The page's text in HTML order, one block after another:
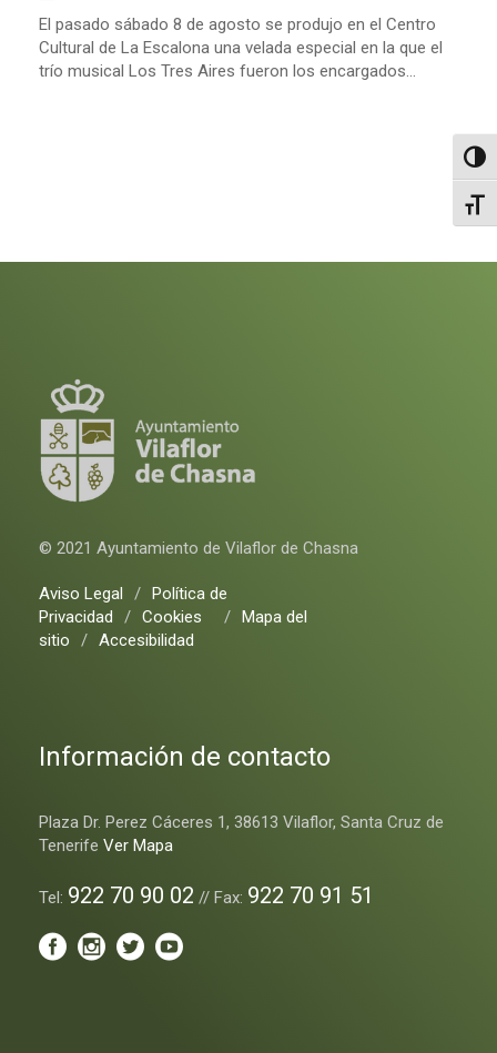
El pasado sábado 8 de agosto se produjo en el Centro
Cultural de La Escalona una velada especial en la que el
trío musical Los Tres Aires fueron los encargados...
© 2021 Ayuntamiento de Vilaflor de Chasna
Aviso Legal / Política de
Privacidad
/ Cookies / Mapa del
sitio
/ Accesibilidad
Información de contacto
Plaza Dr. Perez Cáceres 1, 38613 Vilaflor, Santa Cruz de
Tenerife Ver Mapa
Tel: 922 70 90 02 // Fax: 922 70 91 51